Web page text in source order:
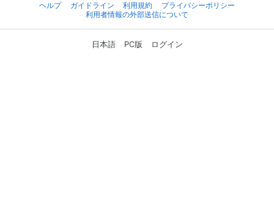
ヘルプ
ガイドライン 利用規約
プライバシーポリシー
利用者情報の外部送信について
日本語 PC版 ログイン